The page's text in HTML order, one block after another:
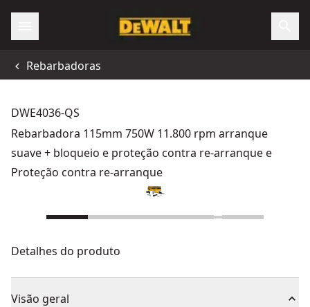
Rebarbadoras
DWE4036-QS
Rebarbadora 115mm 750W 11.800 rpm arranque
suave + bloqueio e proteção contra re-arranque e
Proteção contra re-arranque
Detalhes do produto
Visão geral